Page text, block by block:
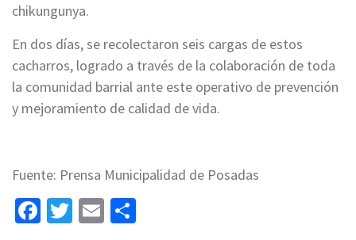
chikungunya.
En dos días, se recolectaron seis cargas de estos
cacharros, logrado a través de la colaboración de toda
la comunidad barrial ante este operativo de prevención
y mejoramiento de calidad de vida.
Fuente: Prensa Municipalidad de Posadas
Facebook
Twitter
Email